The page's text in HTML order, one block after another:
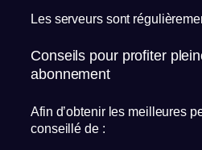
Les serveurs sont
Conseils pour profiter
abonnement
Afin d’obtenir les meilleures
conseillé de :